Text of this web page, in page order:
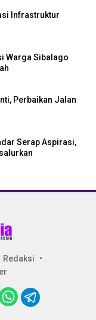
Infrastruktur
Warga Sibalago
Perbaikan Jalan
Serap Aspirasi,
Redaksi